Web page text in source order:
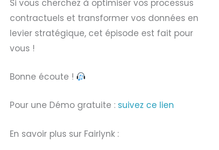
Si vous cherchez à optimiser vos processus
contractuels et transformer vos données en
levier stratégique, cet épisode est fait pour
vous !
Bonne écoute !
Pour une Démo gratuite : suivez ce lien
En savoir plus sur Fairlynk :